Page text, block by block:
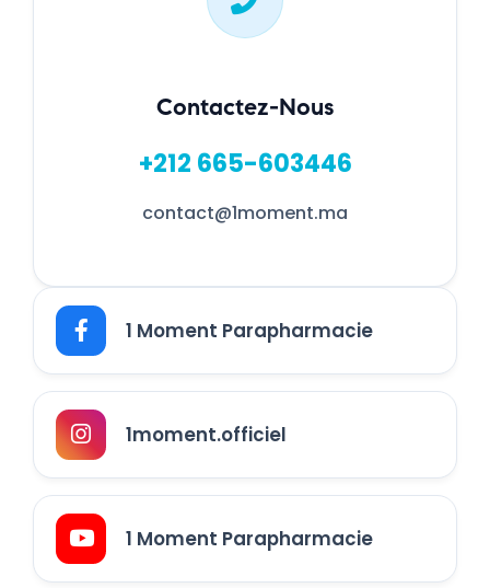
Contactez-Nous
+212 665-603446
contact@1moment.ma
1 Moment Parapharmacie
1moment.officiel
1 Moment Parapharmacie